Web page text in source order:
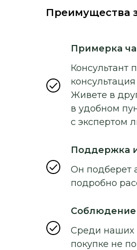
Преимущества
Примерка
Консультант
Живете в
в удобном
с экспертом
Поддержка
Он подберет
подробно
Среди наших
покупке не